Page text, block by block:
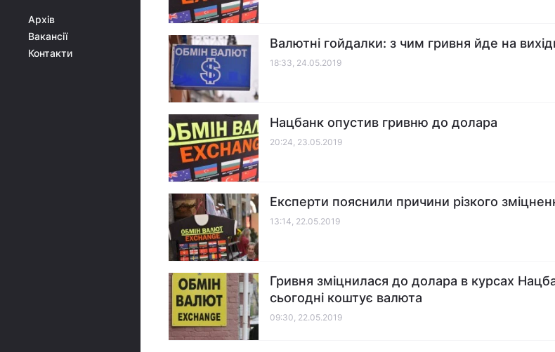
Архів
Вакансії
Контакти
Валютні гойдалки: з чим гривня йде на
18:33, 24.05.2019
Нацбанк опустив гривню до долара
20:24, 23.05.2019
Експерти пояснили причини різкого
13:14, 22.05.2019
Гривня зміцнилася до долара в курсах
сьогодні коштує валюта
09:30, 22.05.2019